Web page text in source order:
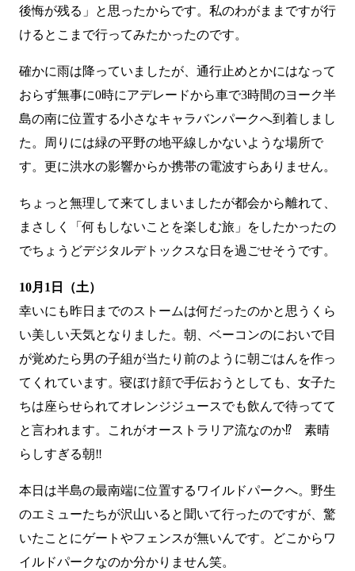
後悔が残る」と思ったからです。私のわがままですが行
けるとこまで行ってみたかったのです。
確かに雨は降っていましたが、通行止めとかにはなって
おらず無事に0時にアデレードから車で3時間のヨーク半
島の南に位置する小さなキャラバンパークへ到着しまし
た。周りには緑の平野の地平線しかないような場所で
す。更に洪水の影響からか携帯の電波すらありません。
ちょっと無理して来てしまいましたが都会から離れて、
まさしく「何もしないことを楽しむ旅」をしたかったの
でちょうどデジタルデトックスな日を過ごせそうです。
10月1日（土）
幸いにも昨日までのストームは何だったのかと思うくら
い美しい天気となりました。朝、ベーコンのにおいで目
が覚めたら男の子組が当たり前のように朝ごはんを作っ
てくれています。寝ぼけ顔で手伝おうとしても、女子た
ちは座らせられてオレンジジュースでも飲んで待ってて
と言われます。これがオーストラリア流なのか⁉ 素晴
らしすぎる朝‼
本日は半島の最南端に位置するワイルドパークへ。野生
のエミューたちが沢山いると聞いて行ったのですが、驚
いたことにゲートやフェンスが無いんです。どこからワ
イルドパークなのか分かりません笑。